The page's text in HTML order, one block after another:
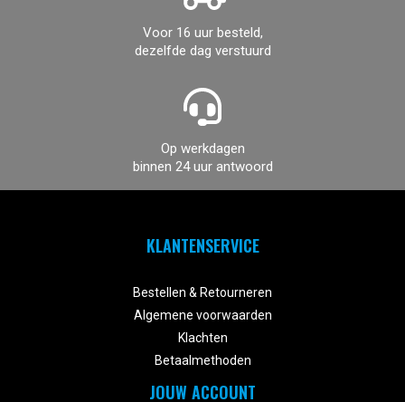
Voor 16 uur besteld,
dezelfde dag verstuurd
Op werkdagen
binnen 24 uur antwoord
KLANTENSERVICE
Bestellen & Retourneren
Algemene voorwaarden
Klachten
Betaalmethoden
JOUW ACCOUNT